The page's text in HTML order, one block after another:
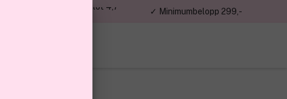
miljon kunder – Trustpilot 4,7
✓ Minimumbelopp 299,-